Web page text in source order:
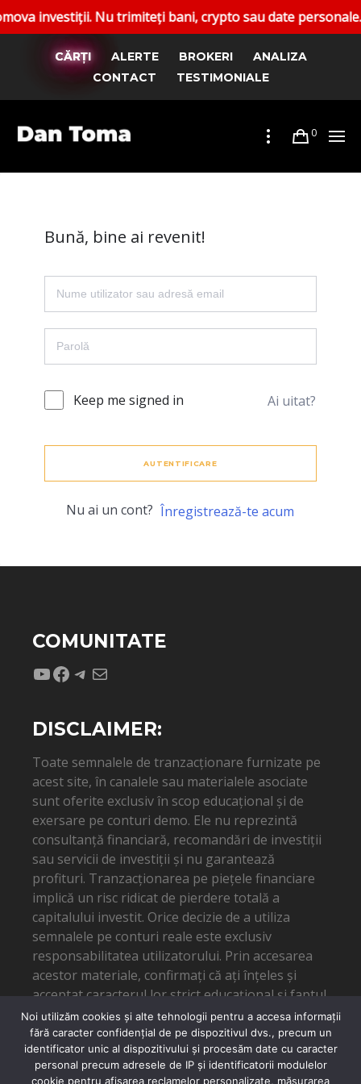
investiții. Nu trimiteți bani, crypto sau date
CĂRȚI ALERTE BROKERI
ANALIZA
CONTACT
TESTIMONIALE
0
Bună, bine ai revenit!
Keep me signed in Ai uitat?
AUTENTIFICARE
Nu ai un cont? Înregistrează-te acum
COMUNITATE
YouTube
Facebook
Telegram
Mail
DISCLAIMER:
Toate semnalele de tranzacționare furnizate pe
acest site, în canalele sau materialele asociate
sunt oferite exclusiv în scop educațional și de
exersare pe conturi demo. Ele nu reprezintă
consultanță financiară, recomandări de investiții
sau servicii de investiții și nu garantează
profituri. Tranzacționarea pe piețele financiare
implică un risc ridicat de pierdere totală a
capitalului investit. Orice decizie de a utiliza
semnalele pe conturi reale este exclusiv
responsabilitatea utilizatorului. Prin accesarea
acestor materiale, confirmați că ați înțeles și
acceptat caracterul lor strict educațional și faptul
că autorul nu poate fi tras la răspundere pentru
eventuale pierderi financiare.
Noi utilizăm cookies și alte tehnologii pentru a accesa informații
fără caracter confidențial de pe dispozitivul dvs., precum un
identificator unic al dispozitivului și procesăm date cu caracter
personal precum adresele de IP și identificatorii modulelor
cookie pentru afișarea reclamelor personalizate, măsurarea